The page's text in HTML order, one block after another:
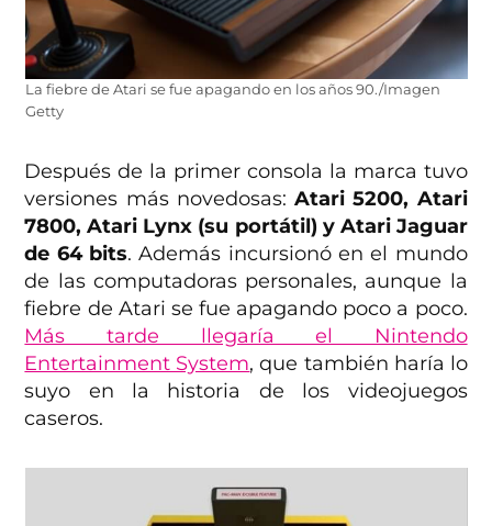
La fiebre de Atari se fue apagando en los años 90./Imagen
Getty
Después de la primer consola la marca tuvo
versiones más novedosas:Atari 5200, Atari
7800, Atari Lynx (su portátil) y Atari Jaguar
de 64 bits. Además incursionó en el mundo
de las computadoras personales, aunque la
fiebre de Atari se fue apagando poco a poco.
Más tarde llegaría el Nintendo
Entertainment System, que también haría lo
suyo en la historia de los videojuegos
caseros.